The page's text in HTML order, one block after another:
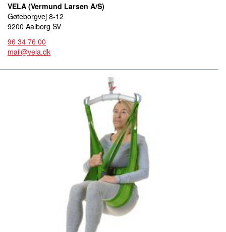
VELA (Vermund Larsen A/S)
Gøteborgvej 8-12
9200 Aalborg SV
96 34 76 00
mail@vela.dk